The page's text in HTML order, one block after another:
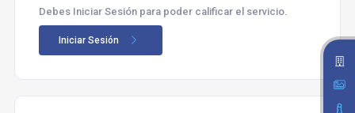
Debes Iniciar Sesión para poder calificar el servicio.
Iniciar Sesión